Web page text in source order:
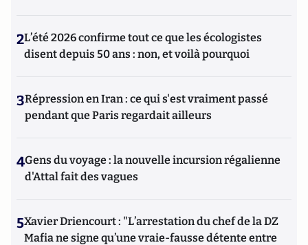
2L’été 2026 confirme tout ce que les écologistes
disent depuis 50 ans : non, et voilà pourquoi
3Répression en Iran : ce qui s'est vraiment passé
pendant que Paris regardait ailleurs
4Gens du voyage : la nouvelle incursion régalienne
d'Attal fait des vagues
5Xavier Driencourt : "L’arrestation du chef de la DZ
Mafia ne signe qu’une vraie-fausse détente entre